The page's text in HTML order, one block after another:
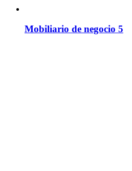
Mobiliario de negocio 5